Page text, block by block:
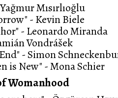
Mısırlıoğlu
- Kevin Biele
- Leonardo Miranda
Vondrášek
- Simon
is New" - Mona Schier
Womanhood